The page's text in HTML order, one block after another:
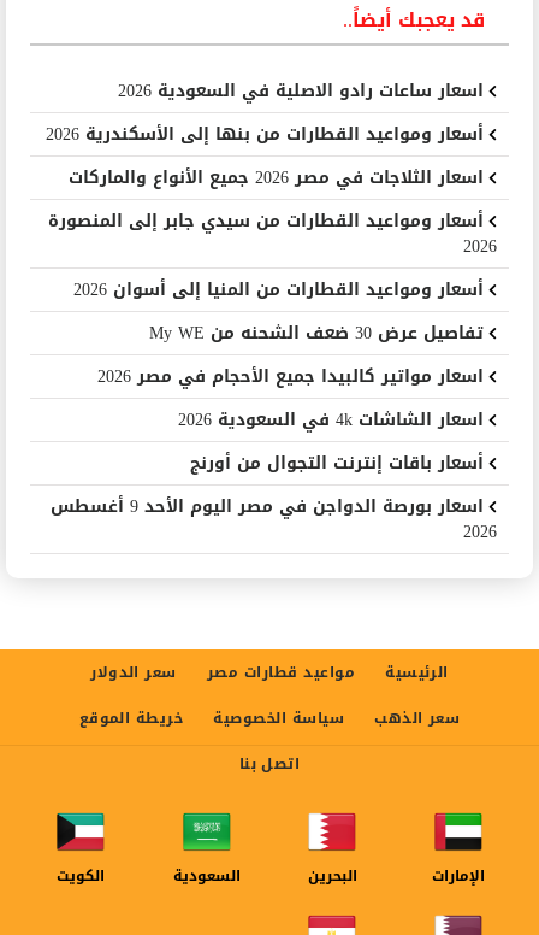
قد يعجبك أيضاً..
اسعار ساعات رادو الاصلية في السعودية 2026
أسعار ومواعيد القطارات من بنها إلى الأسكندرية 2026
اسعار الثلاجات في مصر 2026 جميع الأنواع والماركات
أسعار ومواعيد القطارات من سيدي جابر إلى المنصورة
2026
أسعار ومواعيد القطارات من المنيا إلى أسوان 2026
تفاصيل عرض 30 ضعف الشحنه من My WE
اسعار مواتير كالبيدا جميع الأحجام في مصر 2026
اسعار الشاشات 4k في السعودية 2026
أسعار باقات إنترنت التجوال من أورنج
اسعار بورصة الدواجن في مصر اليوم الأحد 9 أغسطس
2026
الرئيسية مواعيد قطارات مصر
سعر الدولار
سعر الذهب
سياسة الخصوصية
خريطة الموقع
اتصل بنا
الإمارات البحرين السعودية الكويت